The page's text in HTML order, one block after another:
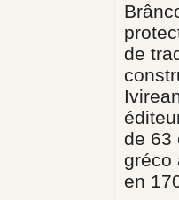
de
de 63
gréco
en